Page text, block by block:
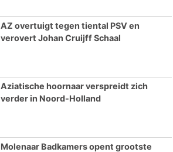
AZ overtuigt tegen tiental PSV en
verovert Johan Cruijff Schaal
Aziatische hoornaar verspreidt zich
verder in Noord-Holland
Molenaar Badkamers opent grootste